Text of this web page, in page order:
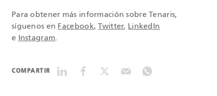
Para obtener más información sobre Tenaris,
síguenos en Facebook, Twitter, LinkedIn
e Instagram.
COMPARTIR